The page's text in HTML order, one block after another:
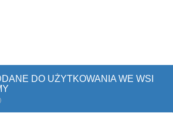
DO UŻYTKOWANIA WE WSI